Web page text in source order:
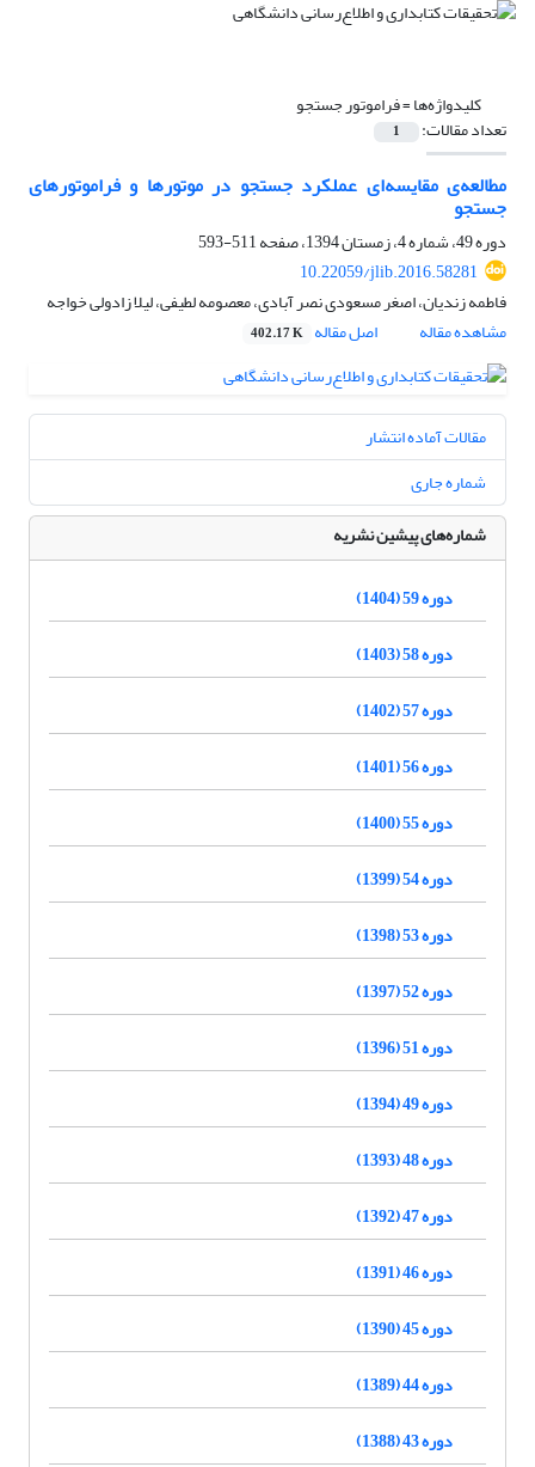
کلیدواژه‌ها =فراموتور جستجو
تعداد مقالات: 1
مطالعه‌ی مقایسه‌ای عملکرد جستجو در موتورها و فراموتورهای
جستجو
دوره 49، شماره 4، زمستان 1394، صفحه
511-593
10.22059/jlib.2016.58281
فاطمه زندیان، اصغر مسعودی نصر آبادی، معصومه لطیفی، لیلا زادولی خواجه
مشاهده مقاله
اصل مقاله 402.17 K
مقالات آماده انتشار
شماره جاری
شماره‌های پیشین نشریه
دوره 59 (1404)
دوره 58 (1403)
دوره 57 (1402)
دوره 56 (1401)
دوره 55 (1400)
دوره 54 (1399)
دوره 53 (1398)
دوره 52 (1397)
دوره 51 (1396)
دوره 49 (1394)
دوره 48 (1393)
دوره 47 (1392)
دوره 46 (1391)
دوره 45 (1390)
دوره 44 (1389)
دوره 43 (1388)